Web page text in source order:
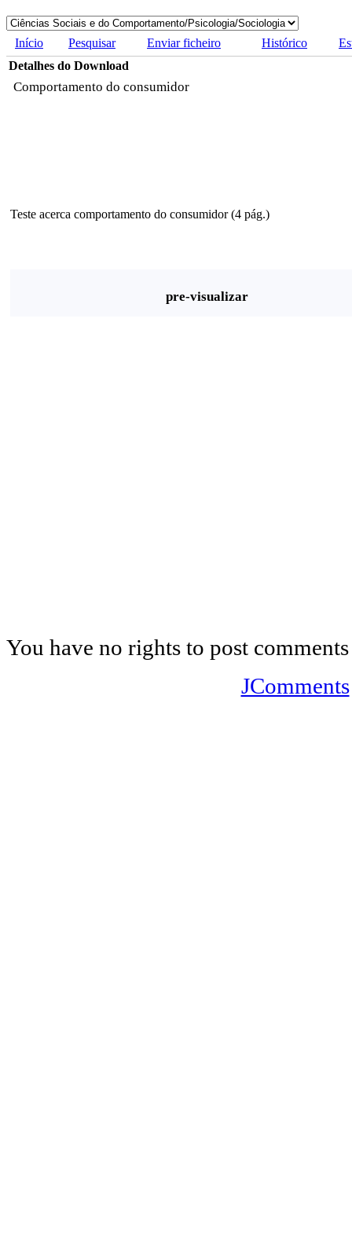
Início Pesquisar Enviar ficheiro Histórico
Detalhes do Download
Comportamento do consumidor
Teste acerca comportamento do consumidor (4 pág.)
pre-visualizar
You have no rights to post comments
JComments